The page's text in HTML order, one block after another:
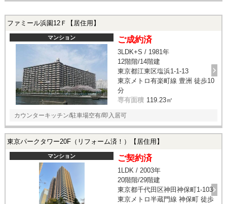
ファミール浜園12Ｆ【居住用】
マンション ご成約済
3LDK+S / 1981年
12階階/14階建
東京都江東区塩浜1-1-13
東京メトロ有楽町線 豊洲 徒歩10
分
専有面積 119.23㎡
カウンターキッチン/駐車場空有/即入居可
東京パークタワー20F（リフォーム済！）【居住用】
マンション ご契約済
1LDK / 2003年
20階階/29階建
東京都千代田区神田神保町1-103
東京メトロ半蔵門線 神保町 徒歩